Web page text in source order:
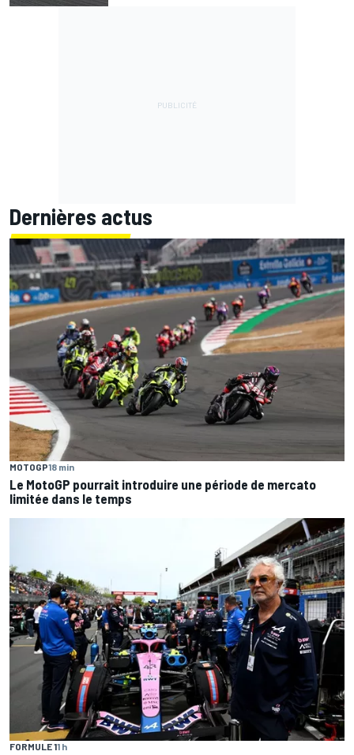
Dernières actus
MOTOGP18 min
Le MotoGP pourrait introduire une période de mercato
limitée dans le temps
FORMULE 11 h